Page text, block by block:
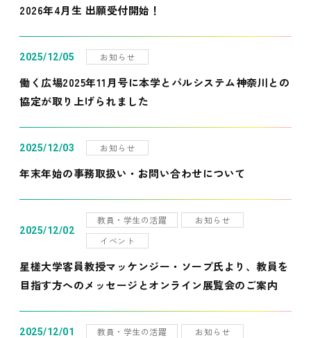
2026年4月生 出願受付開始！
2025/12/05 お知らせ
働く広場2025年11月号に本学とパルシステム神奈川との
協定が取り上げられました
2025/12/03 お知らせ
年末年始の事務取扱い・お問い合わせについて
2025/12/02
教員・学生の活躍
お知らせ
イベント
星槎大学客員教授マッケンジー・ソープ氏より、教員を
目指す方へのメッセージとオンライン展覧会のご案内
2025/12/01 教員・学生の活躍 お知らせ